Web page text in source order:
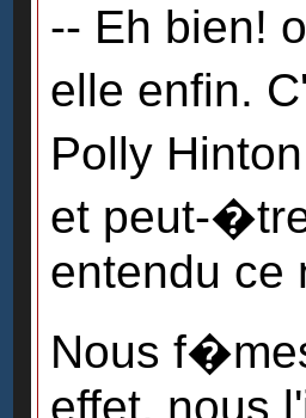
-- Eh bien!
elle enfin.
Polly
et peut-
entendu ce
Nous
effet, nous